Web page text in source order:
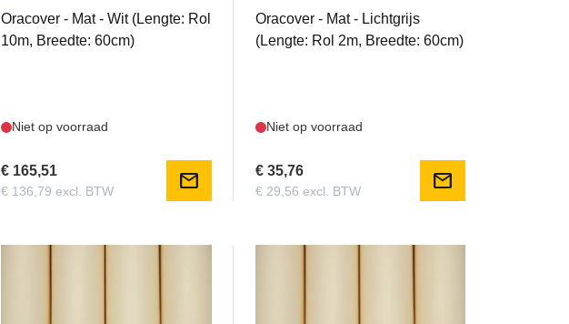
Oracover - Mat - Wit (Lengte: Rol
10m, Breedte: 60cm)
Niet op voorraad
€ 165,51
€ 136,79 excl. BTW mail
Oracover - Mat - Lichtgrijs
(Lengte: Rol 2m, Breedte: 60cm)
Niet op voorraad
€ 35,76
€ 29,56 excl. BTW mail